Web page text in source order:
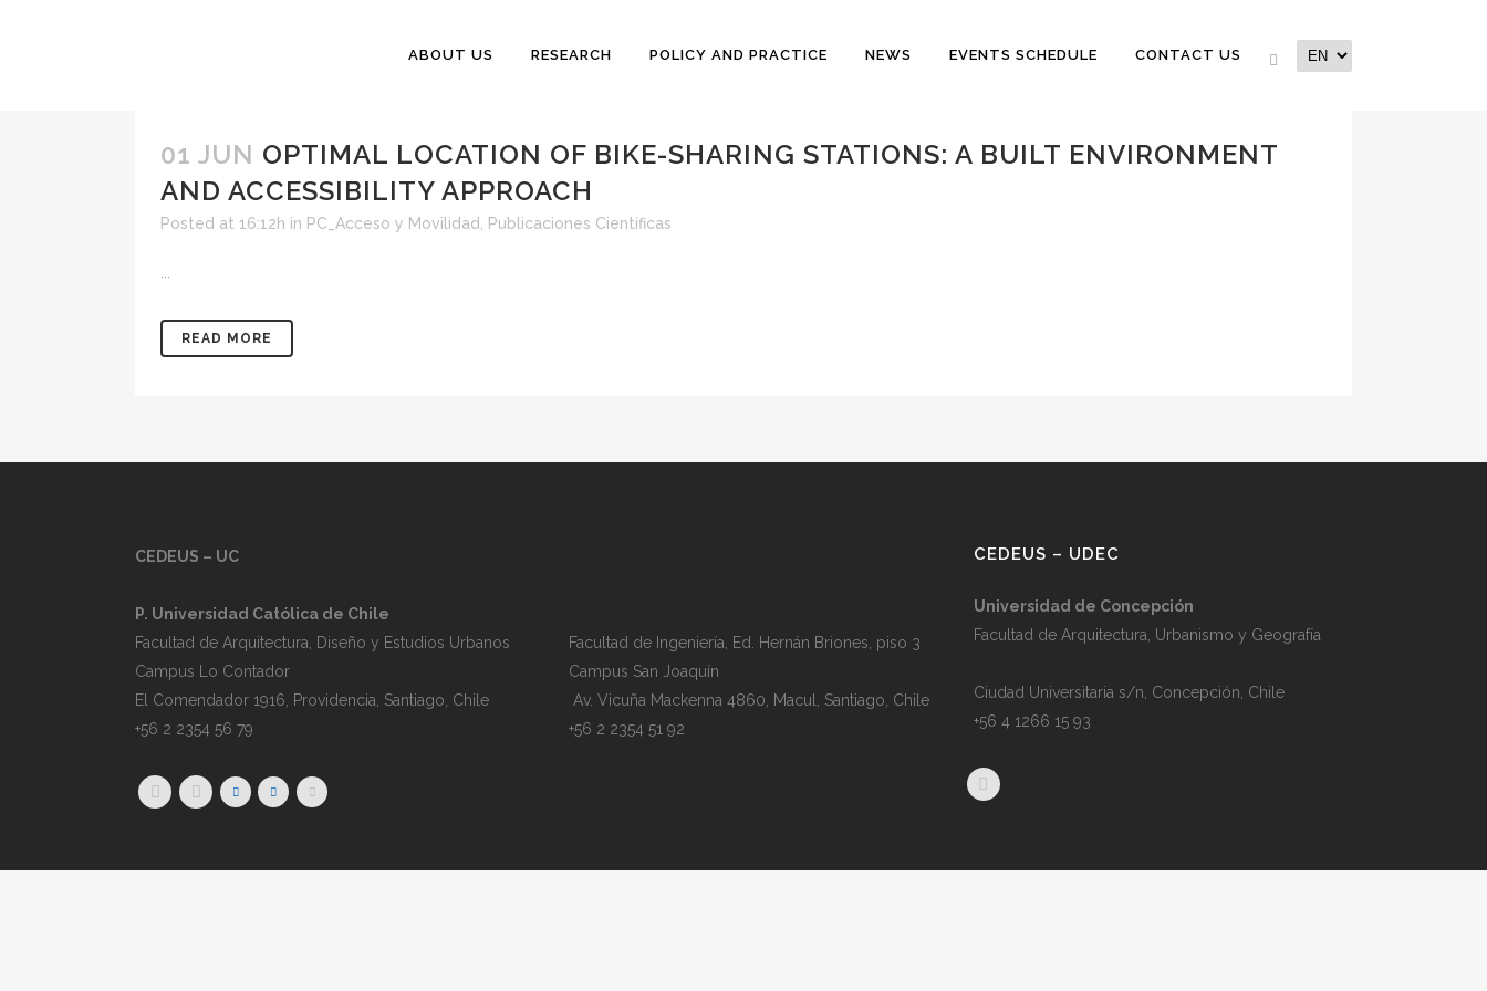
ABOUT US RESEARCH POLICY AND PRACTICE NEWS EVENTS SCHEDULE CONTACT US
01 JUN OPTIMAL LOCATION OF BIKE-SHARING STATIONS: A BUILT ENVIRONMENT
AND ACCESSIBILITY APPROACH
Posted at 16:12h in PC_Acceso y Movilidad Publicaciones Científicas
READ MORE
CEDEUS – UC
P. Universidad Católica de Chile
Facultad de Arquitectura, Diseño y Estudios Urbanos
Campus Lo Contador
El Comendador 1916, Providencia, Santiago, Chile
+56 2 2354 56 79
Facultad de Ingeniería, Ed. Hernán Briones, piso 3
Campus San Joaquín
Av. Vicuña Mackenna 4860, Macul
, Santiago, Chile
+56 2 2354 51 92
CEDEUS – UDEC
Universidad de Concepción
Facultad de Arquitectura, Urbanismo y Geografía
Ciudad Universitaria s/n, Concepción, Chile
+56 4 1266 15 93